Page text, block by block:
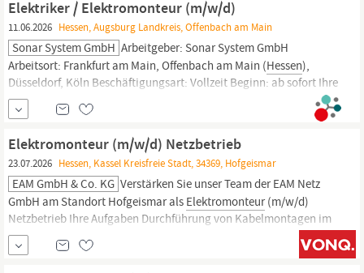
Elektriker / Elektromonteur (m/w/d)
11.06.2026 Hessen, Augsburg Landkreis, Offenbach am Main
Sonar System GmbH Arbeitgeber: Sonar System GmbH
Arbeitsort: Frankfurt am Main, Offenbach am Main (Hessen),
Düsseldorf, Köln Beschäftigungsart: Vollzeit Beginn: ab sofort Ihre
Aufgaben: Installation von Stromverteilern und Schaltschränken
Montage und Anschluss von Steckdosen und Schaltern Verlegung
von Kabeln und Leitungen Installation von
Beleuchtungssystemen...
Elektromonteur (m/w/d) Netzbetrieb
23.07.2026 Hessen, Kassel Kreisfreie Stadt, 34369, Hofgeismar
EAM GmbH & Co. KG Verstärken Sie unser Team der EAM Netz
GmbH am Standort Hofgeismar als Elektromonteur(m/w/d)
Netzbetrieb Ihre Aufgaben Durchführung von Kabelmontagen im
Nieder- und Mittelspannungsbereich Inspektion, Wartung und
Störungsbeseitigung Zählertätigkeiten, Recherchen und
Ablesungen von Strom und Gas Dokumentation der eigenen